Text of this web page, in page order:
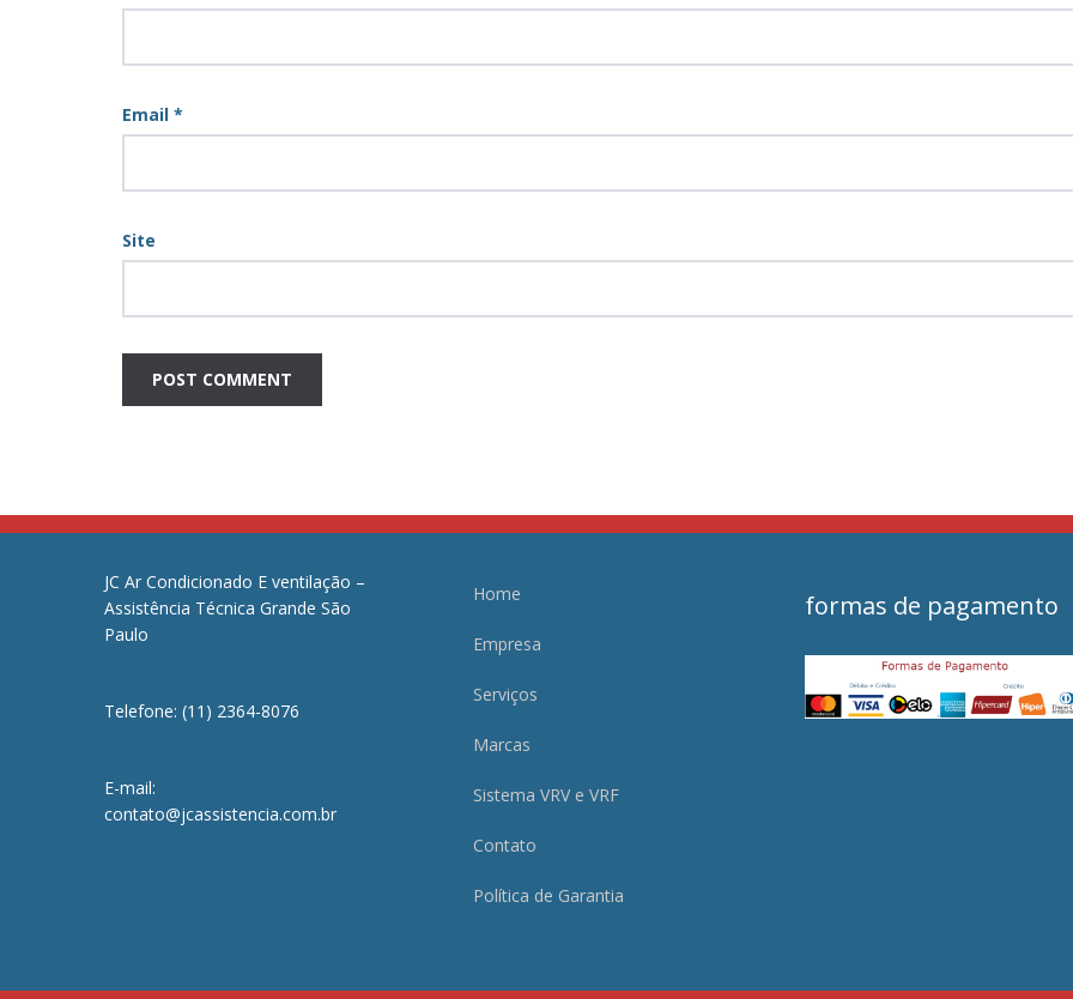
Email *
Site
JC Ar Condicionado E ventilação –
Assistência Técnica Grande São
Paulo
Telefone: (11) 2364-8076
E-mail:
contato@jcassistencia.com.br
Home
Empresa
Serviços
Marcas
Sistema VRV e VRF
Contato
Política de Garantia
formas de pagamento